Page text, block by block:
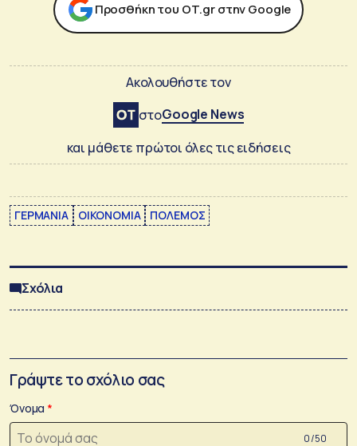
Προσθήκη του ΟΤ.gr στην Google
Ακολουθήστε τον
στοGoogle News
και μάθετε πρώτοι όλες τις ειδήσεις
ΓΕΡΜΑΝΙΑ ΟΙΚΟΝΟΜΙΑ ΠΟΛΕΜΟΣ
Σχόλια
Γράψτε το σχόλιο σας
Όνομα
0 /50